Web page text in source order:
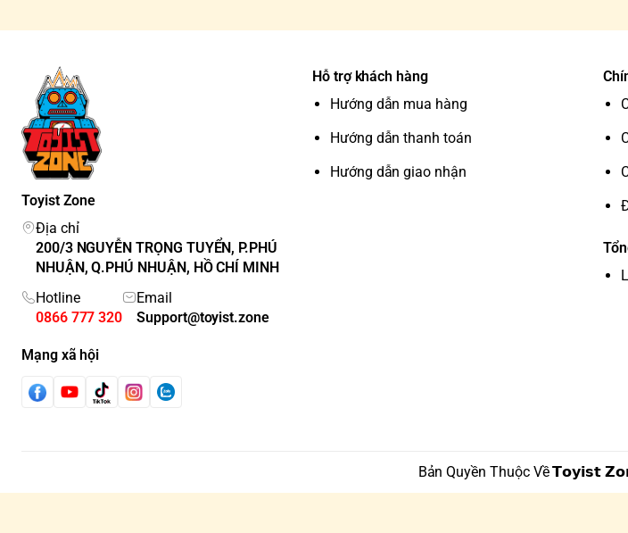
Toyist Zone
Địa chỉ
200/3 NGUYỄN TRỌNG TUYỂN, P.PHÚ
NHUẬN, Q.PHÚ NHUẬN, HỒ CHÍ MINH
Hotline
0866 777 320
Email
Support@toyist.zone
Mạng xã hội
Hỗ trợ khách hàng
Hướng dẫn mua hàng
Hướng dẫn thanh toán
Hướng dẫn giao nhận
Bản Quyền Thuộc Về 𝗧𝗼𝘆𝗶𝘀𝘁